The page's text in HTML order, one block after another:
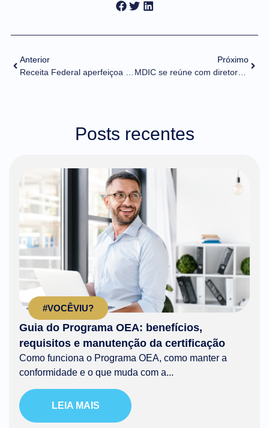
Anterior
Próximo
MDIC se reúne com diretora-geral da OMC para discutir comércio internacional no G7
Posts recentes
#VOCÊVIU?
Guia do Programa OEA: benefícios,
requisitos e manutenção da certificação
Como funciona o Programa OEA, como manter a
conformidade e o que muda com a...
LEIA MAIS